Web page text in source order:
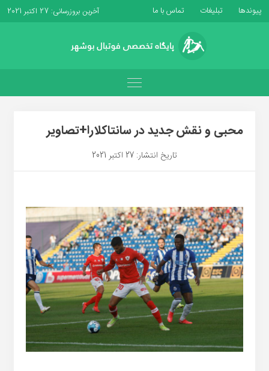
پیوندها تبلیغات تماس با ما آخرین بروزرسانی: 27 اکتبر 2021
محبی و نقش جدید در سانتاکلارا+تصاویر
تاریخ انتشار: 27 اکتبر 2021